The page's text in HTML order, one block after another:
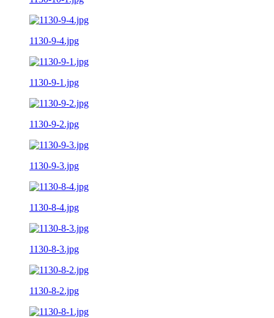
1130-9-4.jpg
1130-9-1.jpg
1130-9-2.jpg
1130-9-3.jpg
1130-8-4.jpg
1130-8-3.jpg
1130-8-2.jpg